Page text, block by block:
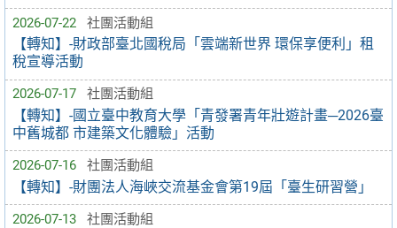
2026-07-22 社團活動組
【轉知】-財政部臺北國稅局「雲端新世界 環保享便利」租
稅宣導活動
2026-07-17 社團活動組
【轉知】-國立臺中教育大學「青發署青年壯遊計畫─2026臺
中舊城都 市建築文化體驗」活動
2026-07-16 社團活動組
【轉知】-財團法人海峽交流基金會第19屆「臺生研習營」
2026-07-13 社團活動組